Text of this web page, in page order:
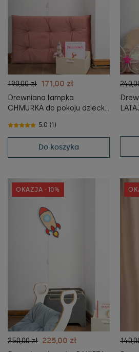
190,00 zł 171,00 zł
Drewniana lampka
CHMURKA do pokoju dziecka
tupti.lights5.0 (1)
Do koszyka
250,00 zł 225,00 zł
OKAZJA -10%